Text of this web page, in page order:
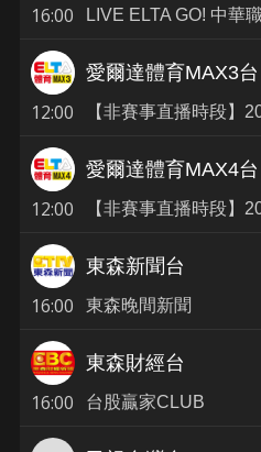
16:00
12:00
愛爾達體育MAX3台
12:00
愛爾達體育MAX4台
16:00
東森新聞台
東森晚間新聞
16:00
東森財經台
台股贏家CLUB